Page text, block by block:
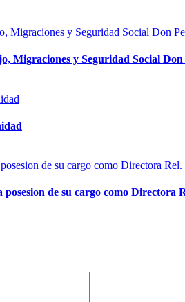
Migraciones y Seguridad Social
de su cargo como Directora